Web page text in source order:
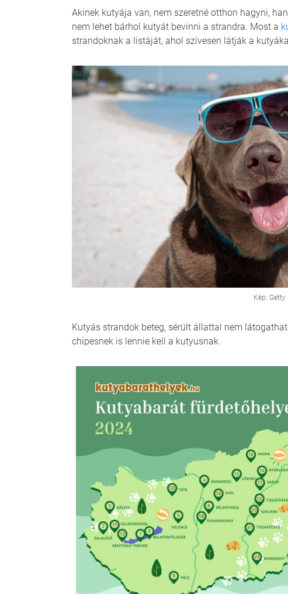
Akinek kutyája van, nem szeretné otthon hagyni,
nem lehet bárhol kutyát bevinni a strandra. Most a
strandoknak a listáját, ahol szívesen látják a
Kép: Getty
Kutyás strandok beteg, sérült állattal nem
chipesnek is lennie kell a kutyusnak.